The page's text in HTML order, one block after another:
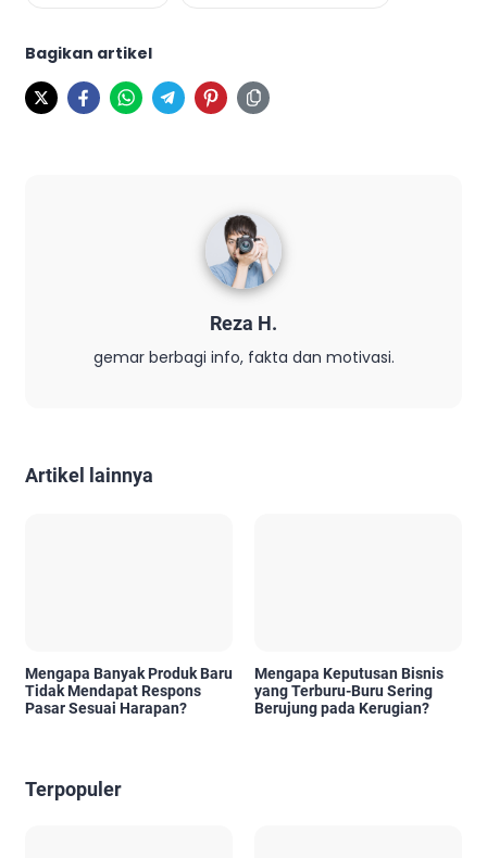
Bagikan artikel
Reza H.
gemar berbagi info, fakta dan motivasi.
Artikel lainnya
Mengapa Banyak Produk Baru
Tidak Mendapat Respons
Pasar Sesuai Harapan?
Mengapa Keputusan Bisnis
yang Terburu-Buru Sering
Berujung pada Kerugian?
Terpopuler